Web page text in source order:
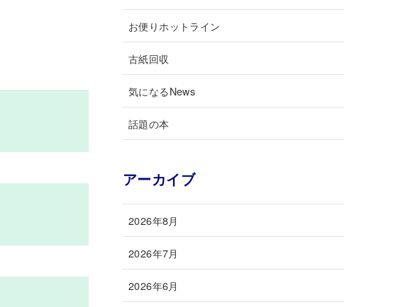
お便りホットライン
古紙回収
気になるNews
話題の本
アーカイブ
2026年8月
2026年7月
2026年6月